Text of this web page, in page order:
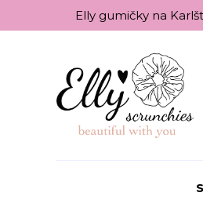
Elly gumičky na